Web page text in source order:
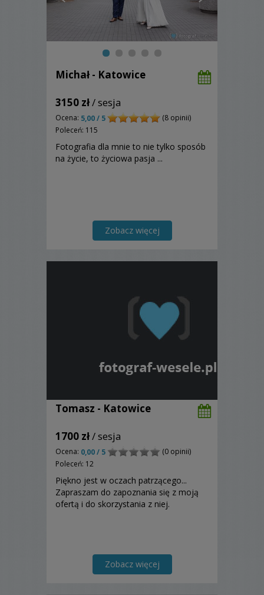
Michał - Katowice
3150 zł/ sesja
Ocena: 5,00 / 5
(8 opinii)
Poleceń: 115
Fotografia dla mnie to nie tylko sposób
na życie, to życiowa pasja ...
Zobacz więcej
Tomasz - Katowice
1700 zł/ sesja
Ocena: 0,00 / 5
(0 opinii)
Poleceń: 12
Piękno jest w oczach patrzącego...
Zapraszam do zapoznania się z moją
ofertą i do skorzystania z niej.
Zobacz więcej